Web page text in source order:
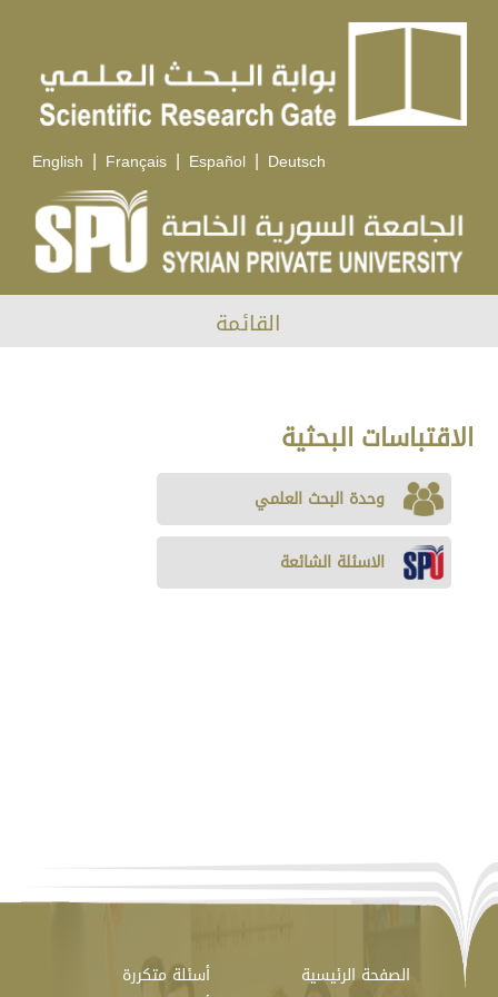
English | Français | Español | Deutsch
القائمة
الاقتباسات البحثية
وحدة البحث العلمي
الاسئلة الشائعة
الصفحة الرئيسية
أسئلة متكررة